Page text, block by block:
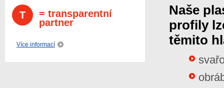
Naše
profily
těmito
T
= transparentní
partner
Více informací